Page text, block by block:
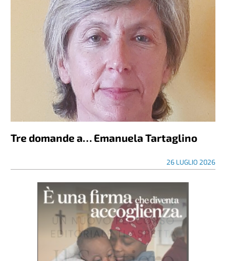
Tre domande a… Emanuela Tartaglino
26 LUGLIO 2026